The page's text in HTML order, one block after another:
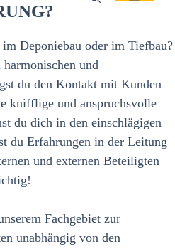
Deponiebau oder im Tiefbau?
und
du den Kontakt mit Kunden
knifflige und anspruchsvolle
du dich in den einschlägigen
du Erfahrungen in der Leitung
und externen Beteiligten
Fachgebiet zur
unabhängig von den